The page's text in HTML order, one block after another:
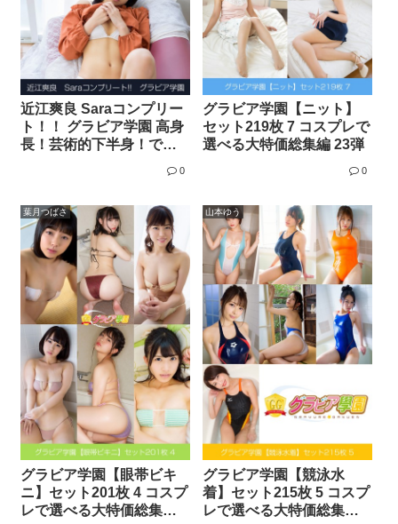
近江爽良 Saraコンプリー
ト！！ グラビア学園 高身
長！芸術的下半身！でも
0
グラビア学園【ニット】
セット219枚 7 コスプレで
選べる大特価総集編 23弾
0
葉月つばさ
グラビア学園【眼帯ビキ
ニ】セット201枚 4 コスプ
レで選べる大特価総集編
山本ゆう
グラビア学園【競泳水
着】セット215枚 5 コスプ
レで選べる大特価総集編